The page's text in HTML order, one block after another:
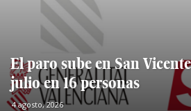
El paro sube en San
julio en 16 personas
4 agosto, 2026